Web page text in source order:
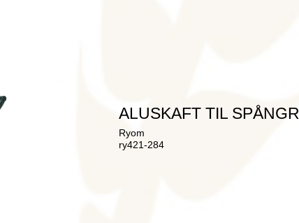
ALUSKAFT TIL
Ryom
ry421-284